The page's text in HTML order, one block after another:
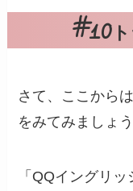
さて、ここから
をみてみましょう
「QQイングリ